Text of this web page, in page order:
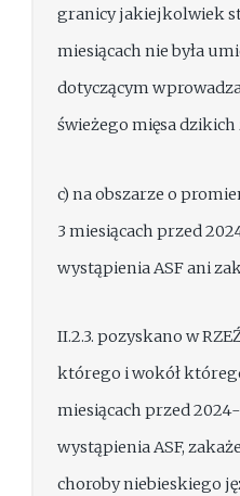
granicy jakiejkolwiek
miesiącach nie była
dotyczącym
świeżego mięsa
c) na obszarze o
3 miesiącach przed
wystąpienia ASF ani
II.2.3. pozyskano w
którego i wokół
miesiącach przed
wystąpienia ASF,
choroby niebieskiego